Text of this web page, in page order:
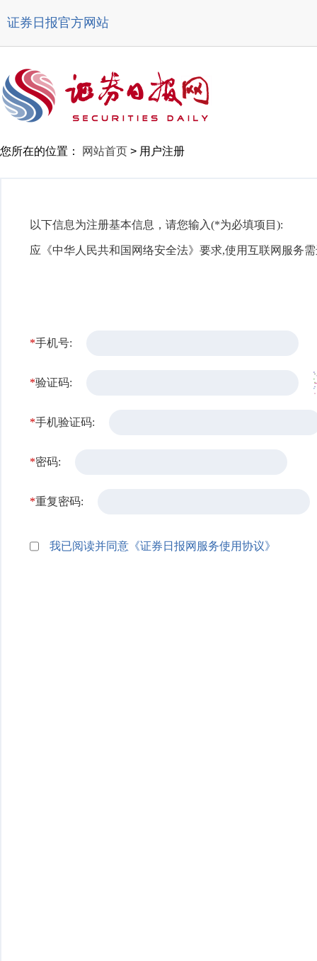
证券日报官方网站
您所在的位置： 网站首页 > 用户注册
以下信息为注册基本信息，请您输入(*为必填项目):
应《中华人民共和国网络安全法》要求,使用互联网服务
*手机号:
*验证码:
*手机验证码:
*密码:
*重复密码:
我已阅读并同意《证券日报网服务使用协议》